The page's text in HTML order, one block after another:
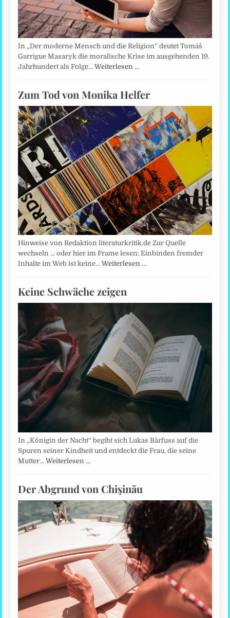
In „Der moderne Mensch und die Religion“ deutet Tomáš
Garrigue Masaryk die moralische Krise im ausgehenden 19.
Jahrhundert als Folge…Weiterlesen …
Zum Tod von Monika Helfer
Hinweise von Redaktion literaturkritik.de Zur Quelle
wechseln ... oder hier im Frame lesen: Einbinden fremder
Inhalte im Web ist keine…Weiterlesen …
Keine Schwäche zeigen
In „Königin der Nacht“ begibt sich Lukas Bärfuss auf die
Spuren seiner Kindheit und entdeckt die Frau, die seine
Mutter…Weiterlesen …
Der Abgrund von Chişinău